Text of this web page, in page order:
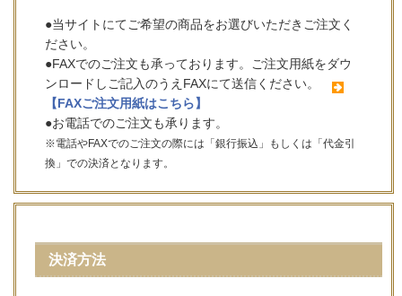
●当サイトにてご希望の商品をお選びいただきご注文く
ださい。
●FAXでのご注文も承っております。ご注文用紙をダウ
ンロードしご記入のうえFAXにて送信ください。
【FAXご注文用紙はこちら】
●お電話でのご注文も承ります。
※電話やFAXでのご注文の際には「銀行振込」もしくは「代金引
換」での決済となります。
決済方法